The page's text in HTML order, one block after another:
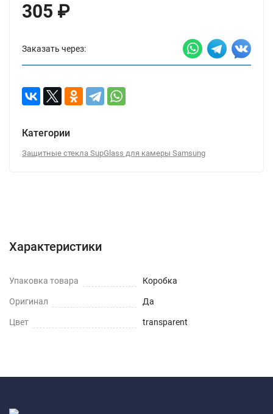
305 ₽
Заказать через:
Категории
Защитные стекла SupGlass для камеры Samsung
Характеристики
Упаковка товара Коробка
Оригинал Да
Цвет transparent